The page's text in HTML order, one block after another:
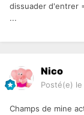
dissuader d'entrer
...
Nico
Posté(e)
Champs de mine